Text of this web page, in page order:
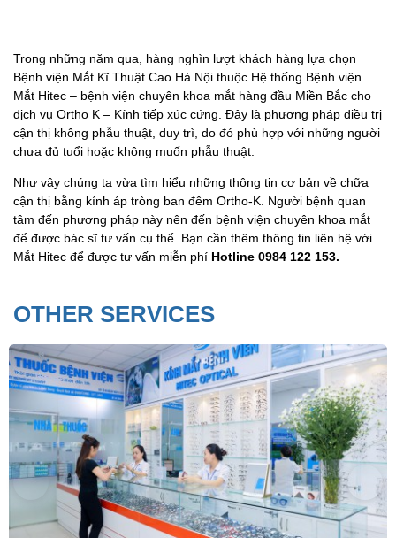
Trong những năm qua, hàng nghìn lượt khách hàng lựa chọn
Bệnh viện Mắt Kĩ Thuật Cao Hà Nội thuộc Hệ thống Bệnh viện
Mắt Hitec – bệnh viện chuyên khoa mắt hàng đầu Miền Bắc cho
dịch vụ Ortho K – Kính tiếp xúc cứng. Đây là phương pháp điều trị
cận thị không phẫu thuật, duy trì, do đó phù hợp với những người
chưa đủ tuổi hoặc không muốn phẫu thuật.
Như vậy chúng ta vừa tìm hiểu những thông tin cơ bản về chữa
cận thị bằng kính áp tròng ban đêm Ortho-K. Người bệnh quan
tâm đến phương pháp này nên đến bệnh viện chuyên khoa mắt
để được bác sĩ tư vấn cụ thể. Bạn cần thêm thông tin liên hệ với
Mắt Hitec để được tư vấn miễn phí Hotline 0984 122 153.
OTHER SERVICES